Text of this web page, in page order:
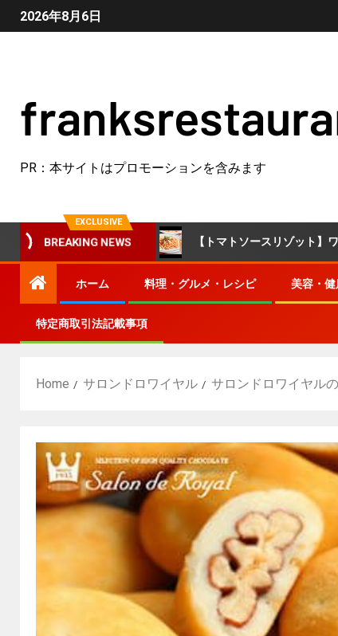
2026年8月6日
PR：本サイトはプロモーションを含みます
EXCLUSIVE
BREAKING NEWS
完成！ 【トマトソースリゾット】ワンパンで完成
ホーム 料理・グルメ・レシピ 美容・健
特定商取引法記載事項
Home サロンドロワイヤル サロンドロワイヤル